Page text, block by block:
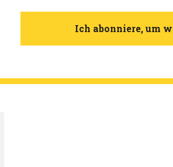
Ich abonniere, um